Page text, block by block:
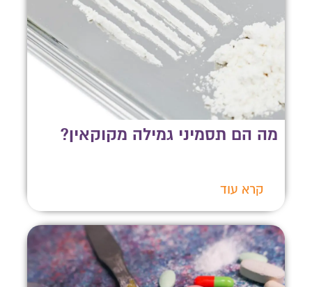
מה הם תסמיני גמילה מקוקאין?
קרא עוד